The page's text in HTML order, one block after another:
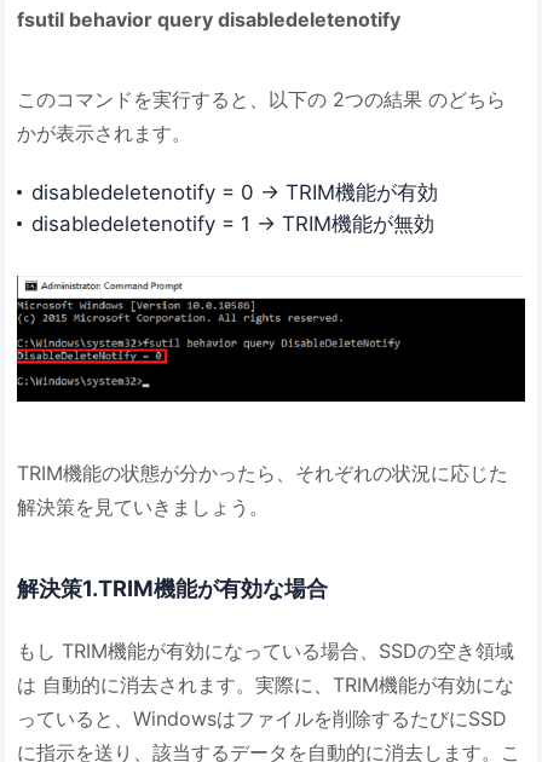
fsutil behavior query disabledeletenotify
このコマンドを実行すると、以下の 2つの結果 のどちら
かが表示されます。
disabledeletenotify = 0 → TRIM機能が有効
disabledeletenotify = 1 → TRIM機能が無効
TRIM機能の状態が分かったら、それぞれの状況に応じた
解決策を見ていきましょう。
解決策1.TRIM機能が有効な場合
もし TRIM機能が有効になっている場合、SSDの空き領域
は 自動的に消去されます。実際に、TRIM機能が有効にな
っていると、Windowsはファイルを削除するたびにSSD
に指示を送り、該当するデータを自動的に消去します。こ